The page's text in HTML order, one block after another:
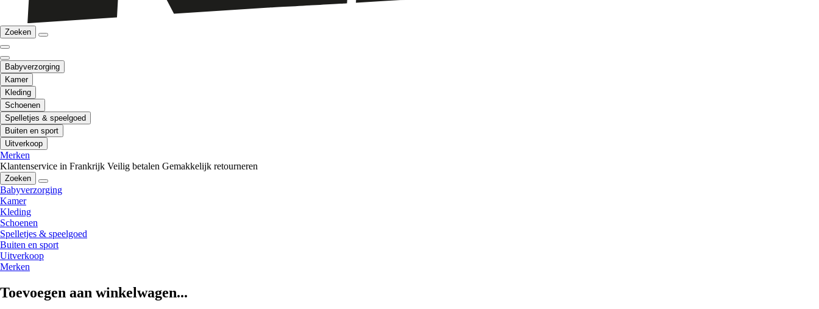
Zoeken
Babyverzorging
Kamer
Kleding
Schoenen
Spelletjes & speelgoed
Buiten en sport
Uitverkoop
Merken
Klantenservice in Frankrijk Veilig betalen Gemakkelijk retourneren
Zoeken
Babyverzorging
Kamer
Kleding
Schoenen
Spelletjes & speelgoed
Buiten en sport
Uitverkoop
Merken
Toevoegen aan winkelwagen...